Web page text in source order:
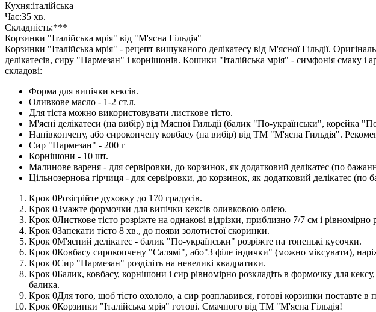
Кухня:італійська
Час:35 хв.
Складність:***
Корзинки "Італійська мрія" від "М'ясна Гільдія"
Корзинки "Італійська мрія" - рецепт вишуканого делікатесу від М'ясної Гільдії.
делікатесів, сиру "Пармезан" і корнішонів. Кошики "Італійська мрія" - симфонія
складові:
Форма для випічки кексів.
Оливкове масло - 1-2 ст.л.
Для тіста можно використовувати листкове тісто.
М'ясні делікатеси (на вибір) від Мясної Гильдії (балик "По-українськи",
Напівкопчену, або сирокопчену ковбасу (на вибір) від ТМ "М'ясна Гильдія".
Сир "Пармезан" - 200 г
Корнішони - 10 шт.
Малинове вареня - для сервіровки, до корзинок, як додатковий делікатес (по
Цільнозернова гірчиця - для сервіровки, до корзинок, як додатковий делікатес (по
Розігрійте духовку до 170 градусів.
Змажте формочки для випічки кексів оливковою олією.
Листкове тісто розріжте на однакові відрізки, приблизно 7/7 см і
Запекати тісто 8 хв., до появи золотистої скоринки.
М'ясний делікатес - балик "По-українськи" розріжте на тоненькі кусочки.
Ковбасу сирокопчену "Салямі", або"З філе індички" (можно міксувати),
Сир "Пармезан" розділіть на невеликі квадратики.
Балик, ковбасу, корнішони і сир рівномірно розкладіть в формочку для
балика.
Для того, щоб тісто охололо, а сир розплавився, готові корзинки поставте в
Корзинки "Італійська мрія" готові. Смачного від ТМ "М'ясна Гільдія!